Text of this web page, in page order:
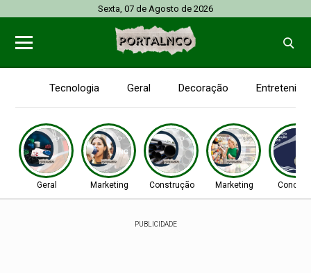
Sexta, 07 de Agosto de 2026
Tecnologia Geral Decoração
Geral Marketing Construção Marketing
PUBLICIDADE